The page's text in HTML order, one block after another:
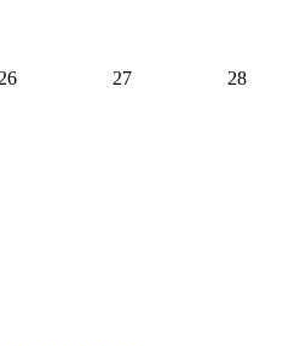
26 27 28